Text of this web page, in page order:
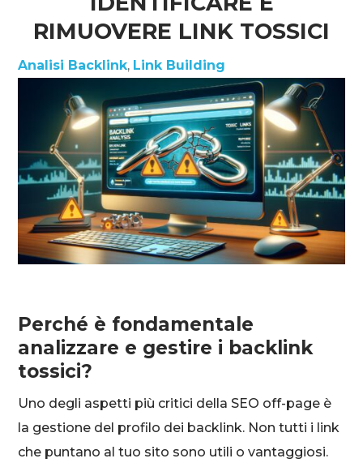
RIMUOVERE LINK TOSSICI
Analisi Backlink, Link Building
Perché è fondamentale
analizzare e gestire i backlink
tossici?
Uno degli aspetti più critici della SEO off-page è
la gestione del profilo dei backlink. Non tutti i link
che puntano al tuo sito sono utili o vantaggiosi.